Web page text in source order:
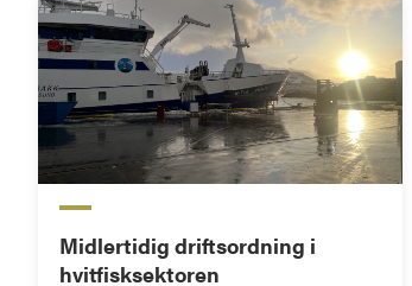
Midlertidig driftsordning i
hvitfisksektoren